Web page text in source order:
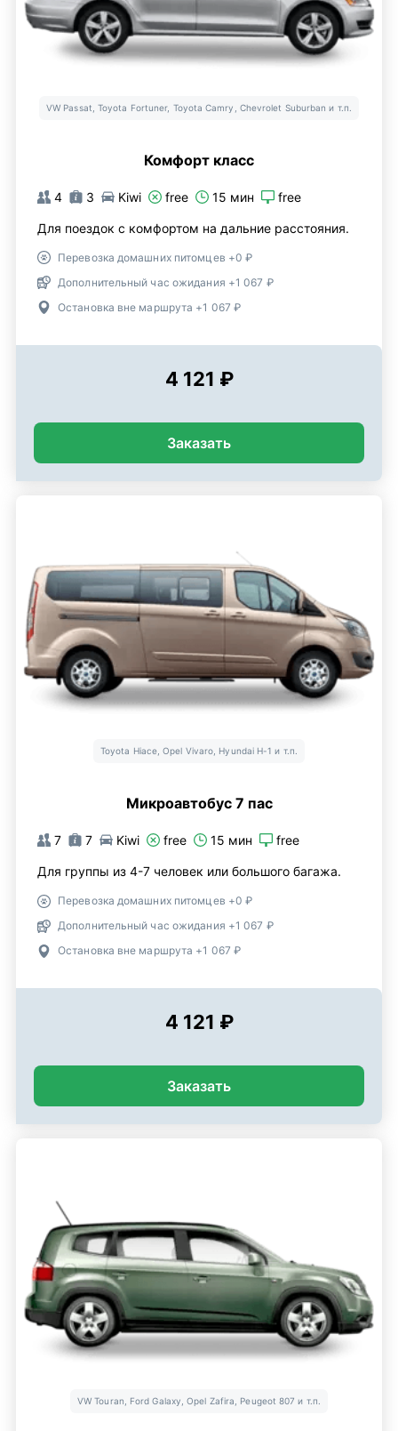
VW Passat, Toyota Fortuner, Toyota Camry, Chevrolet Suburban и т.п.
Комфорт класс
4 3 Kiwi free 15 мин free
Для поездок с комфортом на дальние расстояния.
Перевозка домашних питомцев +0 ₽
Дополнительный час ожидания +1 067 ₽
Остановка вне маршрута +1 067 ₽
4 121 ₽
Заказать
Toyota Hiace, Opel Vivaro, Hyundai H-1 и т.п.
Микроавтобус 7 пас
7 7 Kiwi free 15 мин free
Для группы из 4-7 человек или большого багажа.
Перевозка домашних питомцев +0 ₽
Дополнительный час ожидания +1 067 ₽
Остановка вне маршрута +1 067 ₽
4 121 ₽
Заказать
VW Touran, Ford Galaxy, Opel Zafira, Peugeot 807 и т.п.